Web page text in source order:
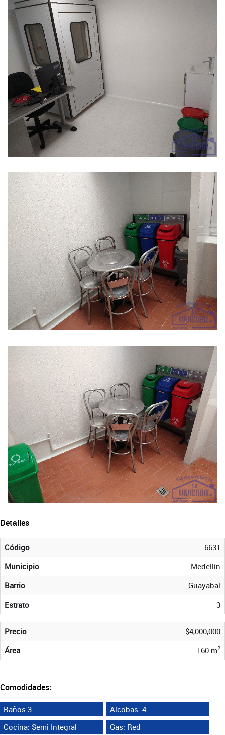
Detalles
Código
6631
Municipio
Medellín
Barrio
Guayabal
Estrato
3
Precio
$4,000,000
Área
160 m2
Comodidades:
Baños:3
Alcobas: 4
Cocina: Semi Integral
Gas: Red